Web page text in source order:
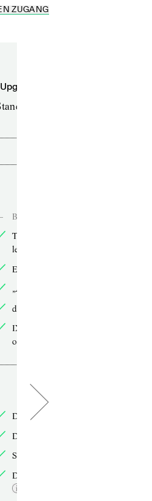
ZUGANG
Upgrade für Printabonnenten
(TdZ+) – Zeitschriften
Bücher online lesen
TdZ-Artikel seit 2013 online
lesen
Exklusive Online-Artikel lesen
„Arbeitsbücher“ online lesen
double-Artikel online lesen
IXYPSILONZETT-Artikel
online lesen
PDF-Downloads
Die aktuelle TdZ-Ausgabe
Das jährliche Arbeitsbuch
Sonderpublikationen
Die aktuelle double-Ausgabe